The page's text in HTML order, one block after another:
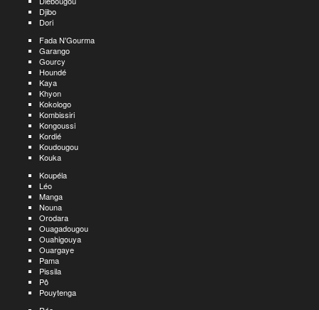
Djibo
Dori
Fada N'Gourma
Garango
Gourcy
Houndé
Kaya
Khyon
Kokologo
Kombissiri
Kongoussi
Kordié
Koudougou
Kouka
Koupéla
Léo
Manga
Nouna
Orodara
Ouagadougou
Ouahigouya
Ouargaye
Pama
Pissila
Pô
Pouytenga